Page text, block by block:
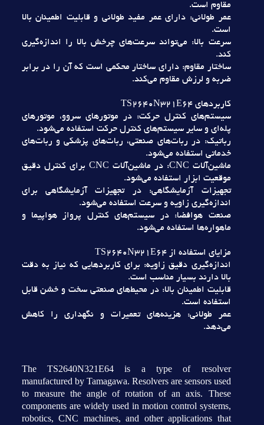
مقاوم است.
عمر طولاني: داراي عمر مفيد طولاني و قابليت اطمينان بالا
است.
سرعت بالا: مي‌تواند سرعت‌هاي چرخش بالا را اندازه‌گيري
کند.
ساختار مقاوم: داراي ساختار محکمي است که آن را در برابر
ضربه و لرزش مقاوم مي‌کند.
کاربردهاي TS2640N321E64
سيستم‌هاي کنترل حرکت: در موتورهاي سروو، موتورهاي
پله‌اي و ساير سيستم‌هاي کنترل حرکت استفاده مي‌شود.
رباتيک: در ربات‌هاي صنعتي، ربات‌هاي پزشکي و ربات‌هاي
خدماتي استفاده مي‌شود.
ماشين‌آلات CNC: در ماشين‌آلات CNC براي کنترل دقيق
موقعيت ابزار استفاده مي‌شود.
تجهيزات آزمايشگاهي: در تجهيزات آزمايشگاهي براي
اندازه‌گيري زاويه و سرعت استفاده مي‌شود.
صنعت هوافضا: در سيستم‌هاي کنترل پرواز هواپيما و
ماهواره‌ها استفاده مي‌شود.
مزاياي استفاده از TS2640N321E64
اندازه‌گيري دقيق زاويه: براي کاربردهايي که نياز به دقت
بالا دارند بسيار مناسب است.
قابليت اطمينان بالا: در محيط‌هاي صنعتي سخت و خشن قابل
استفاده است.
عمر طولاني: هزينه‌هاي تعميرات و نگهداري را کاهش
مي‌دهد.
The TS2640N321E64 is a type of resolver
manufactured by Tamagawa. Resolvers are sensors used
to measure the angle of rotation of an axis. These
components are widely used in motion control systems,
robotics, CNC machines, and other applications that